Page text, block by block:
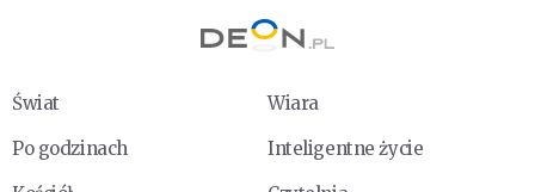
Świat
Wiara
Po godzinach
Inteligentne życie